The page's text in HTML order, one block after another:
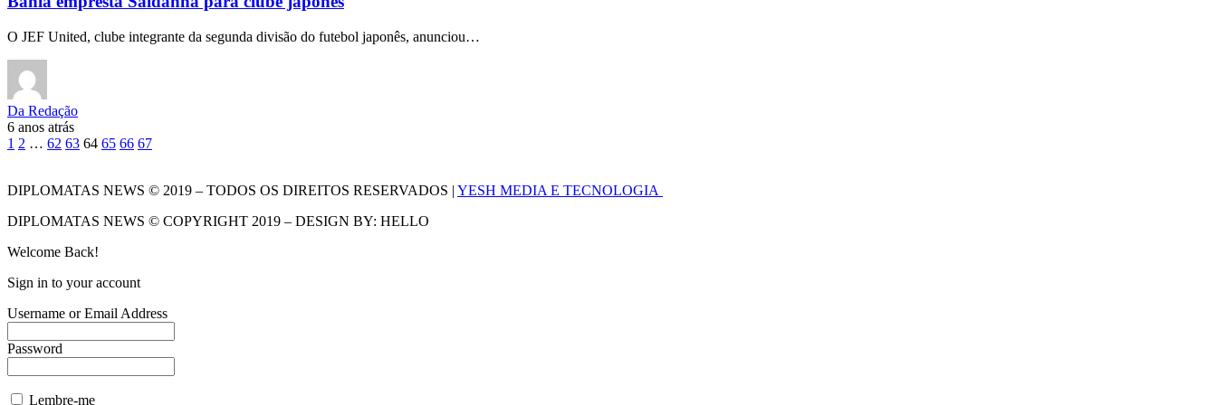
O JEF United, clube integrante da segunda divisão do futebol japonês, anunciou…
Da Redação
6 anos atrás
1 2 … 62 63 64 65 66 67
DIPLOMATAS NEWS © 2019 – TODOS OS DIREITOS RESERVADOS | YESH MEDIA E TECNOLOGIA
DIPLOMATAS NEWS © COPYRIGHT 2019 – DESIGN BY: HELLO
Welcome Back!
Sign in to your account
Username or Email Address
Password
Lembre-me